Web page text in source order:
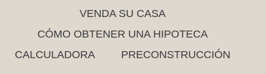
VENDA SU CASA
CÓMO OBTENER UNA HIPOTECA
CALCULADORA
PRECONSTRUCCIÓN